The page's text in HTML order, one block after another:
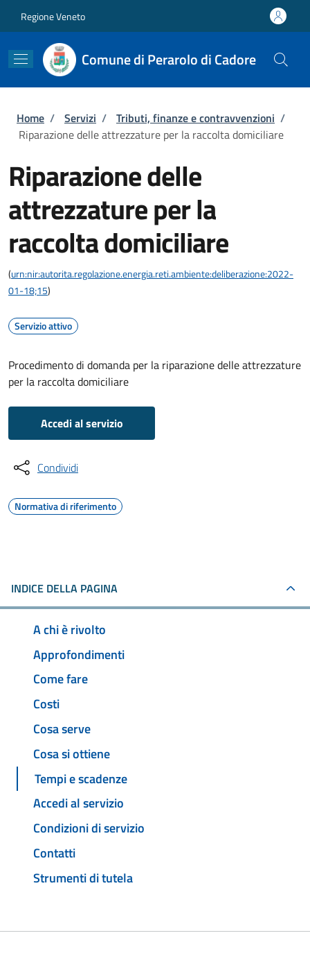
Regione Veneto
Comune di Perarolo di Cadore
Briciole di pane
Home / Servizi / Tributi, finanze e contravvenzioni /
Riparazione delle attrezzature per la raccolta domiciliare
Riparazione delle
attrezzature per la
raccolta domiciliare
(urn:nir:autorita.regolazione.energia.reti.ambiente:deliberazione:2022-
01-18;15)
Servizio attivo
Procedimento di domanda per la riparazione delle attrezzature
per la raccolta domiciliare
Accedi al servizio
Condividi
Normativa di riferimento
INDICE DELLA PAGINA
A chi è rivolto
Approfondimenti
Come fare
Costi
Cosa serve
Cosa si ottiene
Tempi e scadenze
Accedi al servizio
Condizioni di servizio
Contatti
Strumenti di tutela